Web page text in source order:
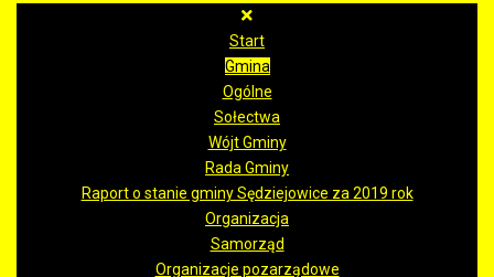
Start
Gmina
Ogólne
Sołectwa
Wójt Gminy
Rada Gminy
Raport o stanie gminy Sędziejowice za 2019 rok
Organizacja
Samorząd
Organizacje pozarządowe